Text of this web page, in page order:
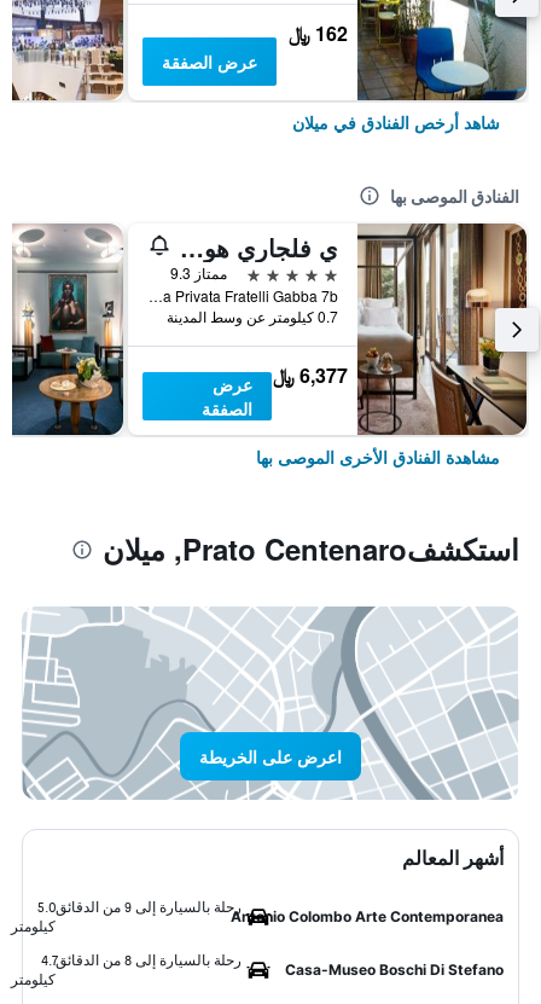
162 ﷼
عرض الصفقة
شاهد أرخص الفنادق في ميلان
الفنادق الموصى بها
ي فلجاري هوتل ميلانو
5 نجوم
ممتاز 9.3
Via Privata Fratelli Gabba 7b, ميلان, مقاطعة ميلانو, إيطاليا
0.7 كيلومتر عن وسط المدينة
6,377 ﷼
عرض
الصفقة
مشاهدة الفنادق الأخرى الموصى بها
استكشفPrato Centenaro, ميلان
اعرض على الخريطة
أشهر المعالم
Antonio Colombo Arte Contemporanea
رحلة بالسيارة إلى 9 من الدقائق
5.0
كيلومتر
Casa-Museo Boschi Di Stefano
رحلة بالسيارة إلى 8 من الدقائق
4.7
كيلومتر